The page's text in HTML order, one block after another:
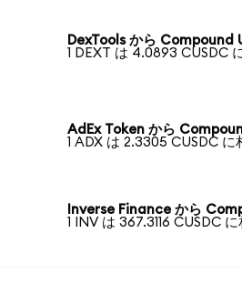
DexTools から Compound
1 DEXT は 4.0893 CUSDC
AdEx Token から
1 ADX は 2.3305 CUSDC に
Inverse Finance から
1 INV は 367.3116 CUSDC に